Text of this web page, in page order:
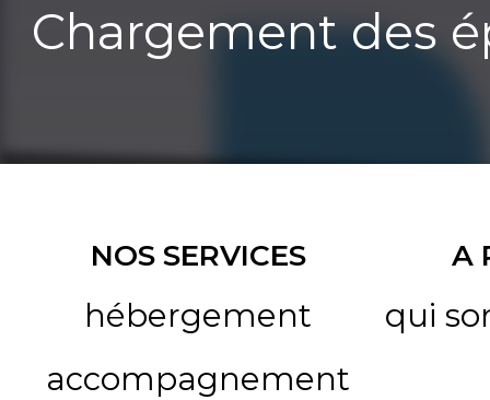
Chargement des
NOS SERVICES
hébergement
accompagnement
A
qui